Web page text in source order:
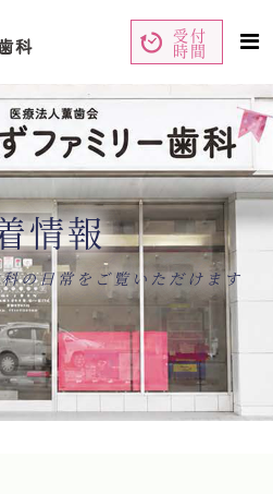
受付
時間
情報
の日常をご覧いただけます